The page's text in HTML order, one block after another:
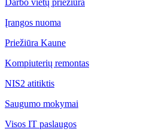
Darbo vietų priežiūra
Įrangos nuoma
Priežiūra Kaune
Kompiuterių remontas
NIS2 atitiktis
Saugumo mokymai
Visos IT paslaugos